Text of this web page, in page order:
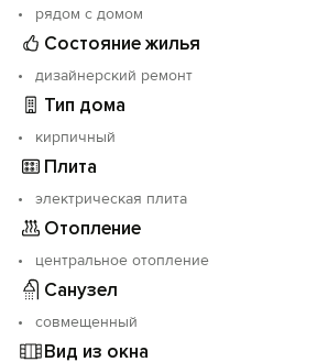
месте рядом с Открытым двором.
Заявки на текущий день
до 22.00 ч.
рядом с домом
Состояние жилья
дизайнерский ремонт
Тип дома
кирпичный
Плита
электрическая плита
Отопление
центральное отопление
Санузел
совмещенный
Вид из окна